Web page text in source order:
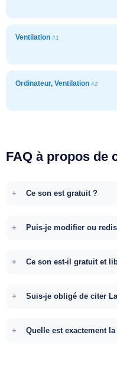
Ventilation #1
Ordinateur, Ventilation #2
FAQ à propos de
Ce son est gratuit ?
Puis-je modifier ou
Ce son est-il gratuit et
Suis-je obligé de citer
Quelle est exactement